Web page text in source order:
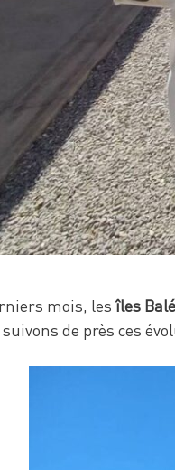
mois, lesîles
de près ces